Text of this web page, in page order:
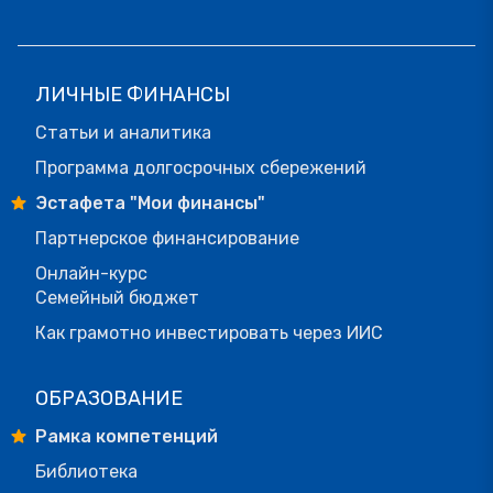
ЛИЧНЫЕ ФИНАНСЫ
Статьи и аналитика
Программа долгосрочных сбережений
Эстафета "Мои финансы"
Партнерское финансирование
Онлайн-курс
Семейный бюджет
Как грамотно инвестировать через ИИС
ОБРАЗОВАНИЕ
Рамка компетенций
Библиотека